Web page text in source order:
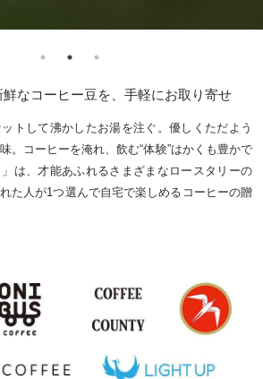
なコーヒー豆を、手軽にお取り寄せ
トして沸かしたお湯を注ぐ。優しくただよう
。コーヒーを淹れ、飲む“体験”はかくも豊かで
は、才能あふれるさまざまなロースタリーの
た人が1つ選んで自宅で楽しめるコーヒーの贈